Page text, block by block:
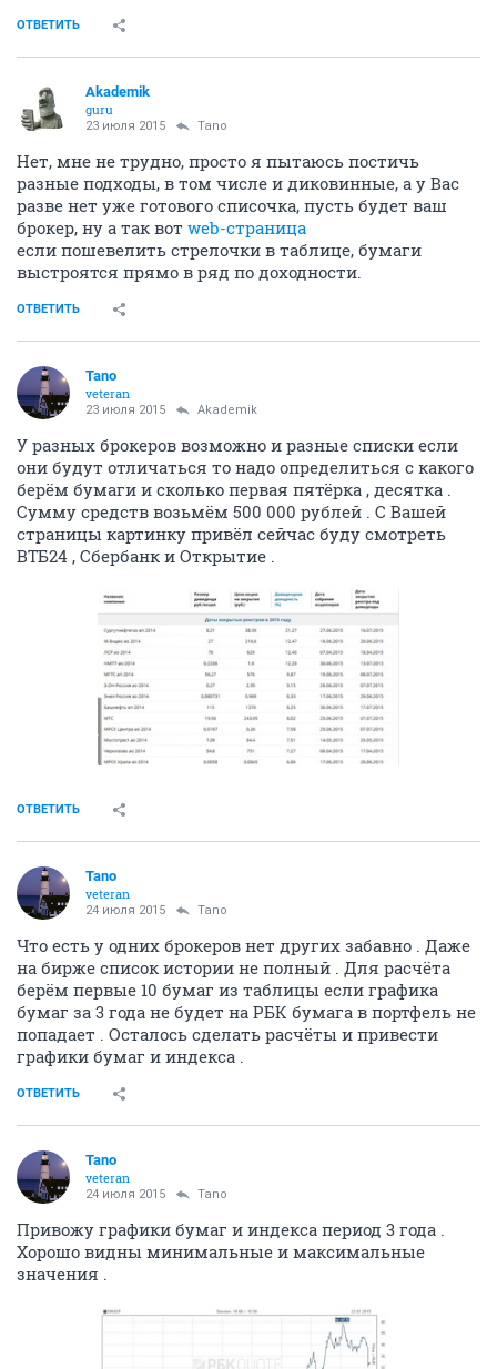
ОТВЕТИТЬ
Akademik
guru
23 июля 2015 Tano
Нет, мне не трудно, просто я пытаюсь постичь
разные подходы, в том числе и диковинные, а у Вас
разве нет уже готового списочка, пусть будет ваш
брокер, ну а так вот web-страница
если пошевелить стрелочки в таблице, бумаги
выстроятся прямо в ряд по доходности.
ОТВЕТИТЬ
Tano
veteran
23 июля 2015 Akademik
У разных брокеров возможно и разные списки если
они будут отличаться то надо определиться с какого
берём бумаги и сколько первая пятёрка , десятка .
Сумму средств возьмём 500 000 рублей . С Вашей
страницы картинку привёл сейчас буду смотреть
ВТБ24 , Сбербанк и Открытие .
ОТВЕТИТЬ
Tano
veteran
24 июля 2015 Tano
Что есть у одних брокеров нет других забавно . Даже
на бирже список истории не полный . Для расчёта
берём первые 10 бумаг из таблицы если графика
бумаг за 3 года не будет на РБК бумага в портфель не
попадает . Осталось сделать расчёты и привести
графики бумаг и индекса .
ОТВЕТИТЬ
Tano
veteran
24 июля 2015 Tano
Привожу графики бумаг и индекса период 3 года .
Хорошо видны минимальные и максимальные
значения .